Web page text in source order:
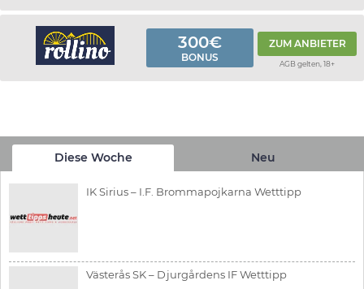
300€
BONUS
ZUM ANBIETER
AGB gelten, 18+
Diese Woche Neu
IK Sirius – I.F. Brommapojkarna Wetttipp
Västerås SK – Djurgårdens IF Wetttipp